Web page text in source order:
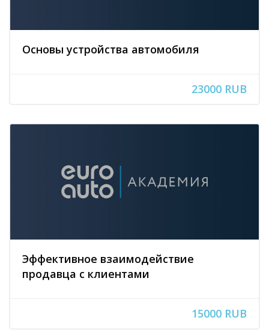
Основы устройства автомобиля
23000 RUB
Эффективное взаимодействие
продавца с клиентами
15000 RUB